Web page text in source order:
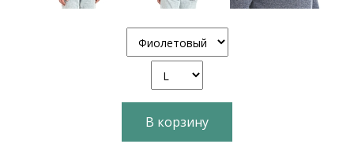
В корзину